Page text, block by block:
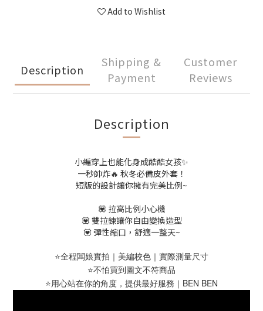
Add to Wishlist
Description
Shipping &
Payment
Customer
Reviews
Description
小編穿上也能化身成酷酷女孩✨
一秒帥炸🔥 秋冬必備皮外套！
短版的設計讓你擁有完美比例~
💟 拉高比例小心機
💟 雙拉鍊讓你自由變換造型
💟 彈性縮口，舒適一整天~
⭐️全程闆娘實拍｜美編校色｜實際測量尺寸
⭐️不怕買到圖文不符商品
⭐️用心站在你的角度，提供最好服務｜BEN BEN